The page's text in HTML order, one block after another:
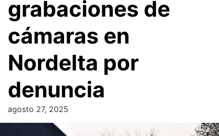
grabaciones de
cámaras en
Nordelta por
denuncia
agosto 27, 2025